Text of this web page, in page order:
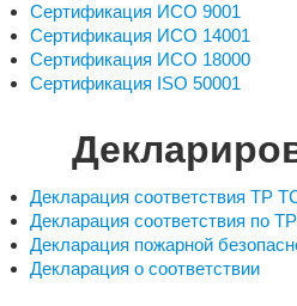
Сертификация ИСО 9001
Сертификация ИСО 14001
Сертификация ИСО 18000
Сертификация ISO 50001
Декларация соответствия ТР
Декларация соответствия по
Декларация пожарной
Декларация о соответствии